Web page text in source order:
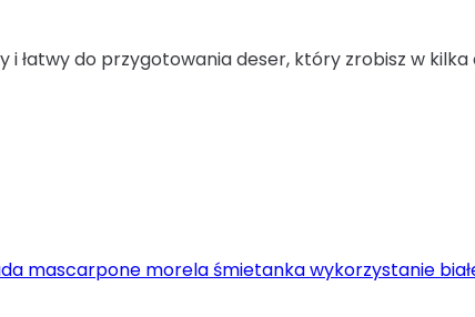
i łatwy do przygotowania deser, który zrobisz w kilka